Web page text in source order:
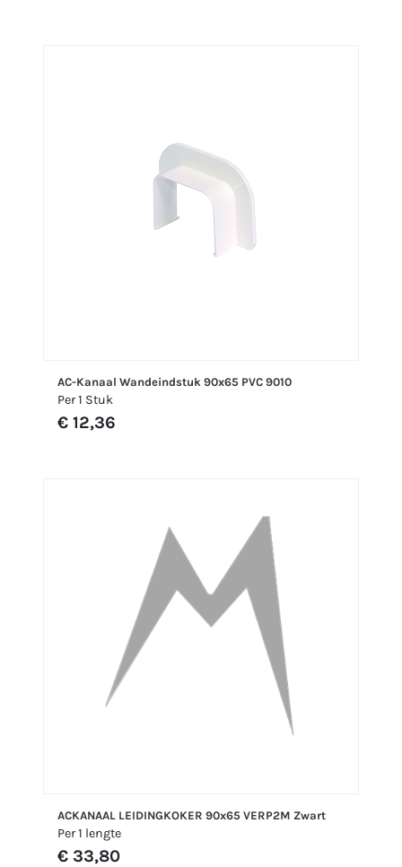
AC-Kanaal Wandeindstuk 90x65 PVC 9010
Per 1 Stuk
€ 12,36
ACKANAAL LEIDINGKOKER 90x65 VERP2M Zwart
Per 1 lengte
€ 33,80